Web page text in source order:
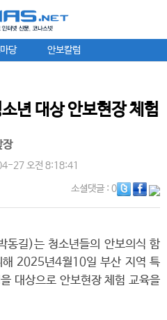
당 안보칼럼
년 대상 안보현장 체험
장
27 오전 8:18:41
소셜댓글: 0
동길)는 청소년들의 안보의식 함
해 2025년4월10일 부산 지역 특
대상으로 안보현장 체험 교육을